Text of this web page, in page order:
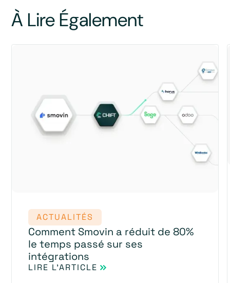
À Lire Également
ACTUALITÉS
Comment Smovin a réduit de 80%
le temps passé sur ses
intégrations
LIRE L'ARTICLE